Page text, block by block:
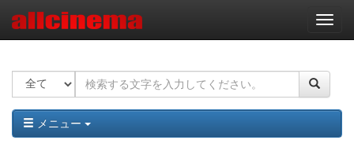
ナ
ビ
ー
ョ
ン
メニュー